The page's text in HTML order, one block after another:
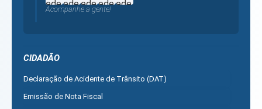
CIDADÃO
Declaração de Acidente de Trânsito (DAT)
Emissão de Nota Fiscal
Acompanhe a gente!